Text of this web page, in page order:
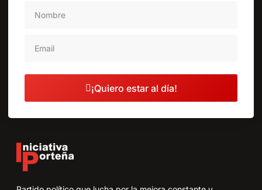
¡Quiero estar al día!